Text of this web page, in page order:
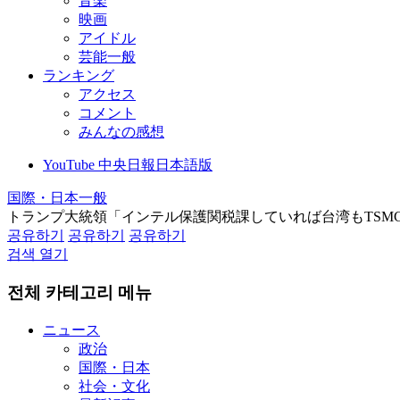
映画
アイドル
芸能一般
ランキング
アクセス
コメント
みんなの感想
YouTube 中央日報日本語版
国際・日本一般
トランプ大統領「インテル保護関税課していれば台湾も
공유하기
공유하기
공유하기
검색 열기
전체 카테고리 메뉴
ニュース
政治
国際・日本
社会・文化